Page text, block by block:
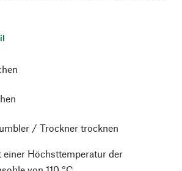
/ Trockner trocknen
einer Höchsttemperatur der